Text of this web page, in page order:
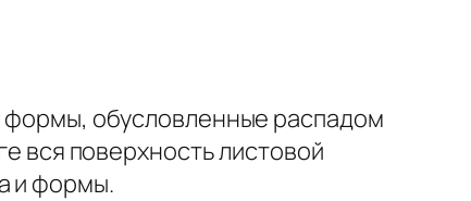
формы, обусловленные распадом
вся поверхность листовой
и формы.